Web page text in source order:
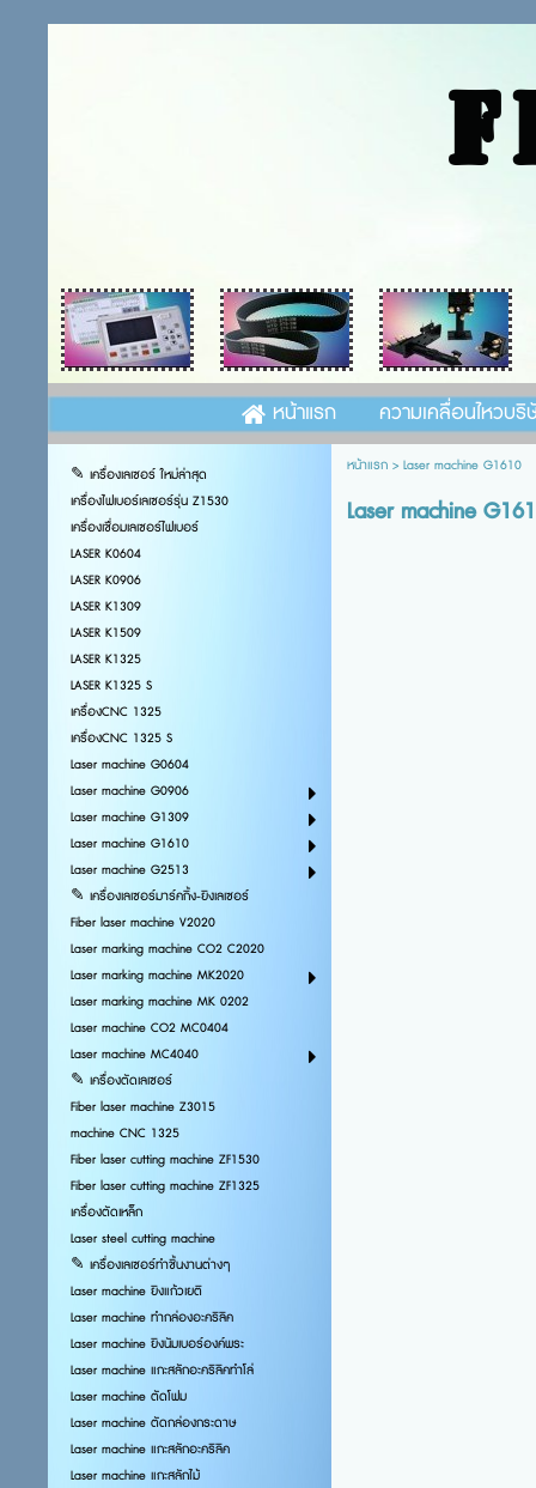
หน้าแรก ความเคลื่อนไหวบริ
✎ เครื่องเลเซอร์ ใหม่ล่าสุด
เครื่องไฟเบอร์เลเซอร์รุ่น Z1530
เครื่องเชื่อมเลเซอร์ไฟเบอร์
LASER K0604
LASER K0906
LASER K1309
LASER K1509
LASER K1325
LASER K1325 S
เครื่องCNC 1325
เครื่องCNC 1325 S
Laser machine G0604
Laser machine G0906
Laser machine G1309
Laser machine G1610
Laser machine G2513
✎ เครื่องเลเซอร์มาร์คกิ้ง-ยิงเลเซอร์
Fiber laser machine V2020
Laser marking machine CO2 C2020
Laser marking machine MK2020
Laser marking machine MK 0202
Laser machine CO2 MC0404
Laser machine MC4040
✎ เครื่องตัดเลเซอร์
Fiber laser machine Z3015
machine CNC 1325
Fiber laser cutting machine ZF1530
Fiber laser cutting machine ZF1325
เครื่องตัดเหล็ก
Laser steel cutting machine
✎ เครื่องเลเซอร์ทำชิ้นงานต่างๆ
Laser machine ยิงแก้วเยติ
Laser machine ทำกล่องอะคริลิค
Laser machine ยิงนัมเบอร์องค์พระ
Laser machine แกะสลักอะคริลิคทำโล่
Laser machine ตัดโฟม
Laser machine ตัดกล่องกระดาษ
Laser machine แกะสลักอะคริลิค
Laser machine แกะสลักไม้
หน้าแรก> Laser machine G1610
Laser machine